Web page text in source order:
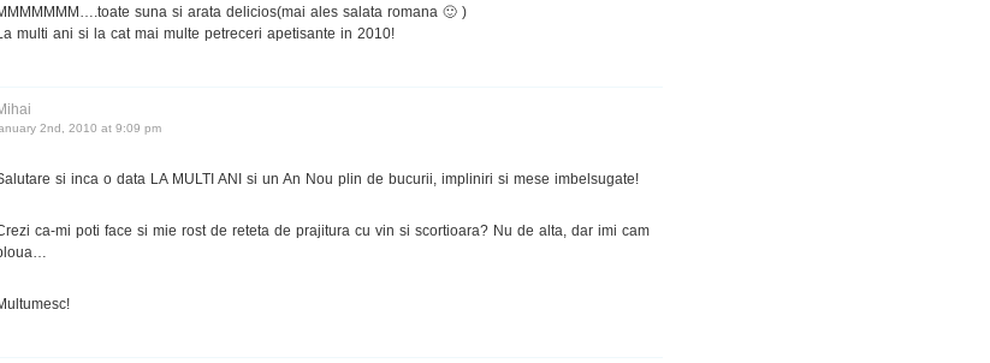
suna si arata delicios(mai ales salata romana 🙂 )
multi ani si la cat mai multe petreceri apetisante in 2010!
2nd, 2010 at 9:09 pm
si inca o data LA MULTI ANI si un An Nou plin de bucurii, impliniri si mese imbelsugate!
ca-mi poti face si mie rost de reteta de prajitura cu vin si scortioara? Nu de alta, dar imi cam